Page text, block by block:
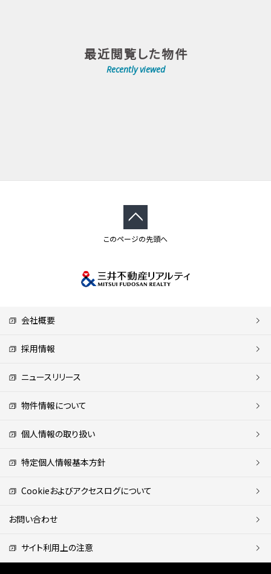
最近閲覧した物件
Recently viewed
このページの先頭へ
会社概要
採用情報
ニュースリリース
物件情報について
個人情報の取り扱い
特定個人情報基本方針
Cookieおよびアクセスログについて
お問い合わせ
サイト利用上の注意